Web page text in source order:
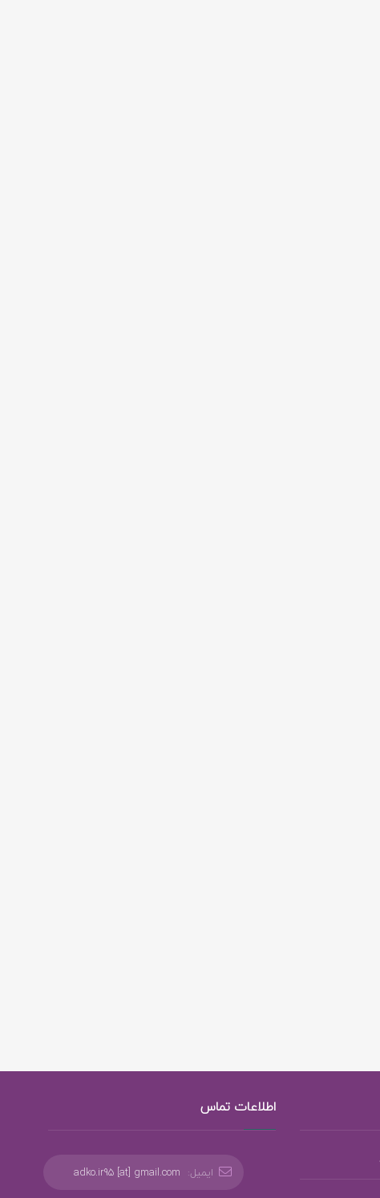
اطلاعات تماس
ایمیل: adko.ir95 [at] gmail.com